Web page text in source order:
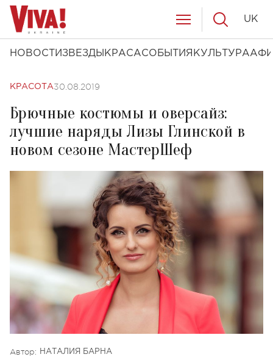
НОВОСТИ ЗВЕЗДЫ КРАСАСОБЫТИЯ КУЛЬТУРА
UK
КРАСОТА30.08.2019
Брючные костюмы и оверсайз:
лучшие наряды Лизы Глинской в
новом сезоне МастерШеф
Автор: НАТАЛИЯ БАРНА